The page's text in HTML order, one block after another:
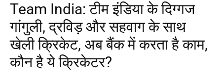
Team India: टीम इंडिया के दिग्गज
गांगुली, द्रविड़ और सहवाग के साथ
खेली क्रिकेट, अब बैंक में करता है काम,
कौन है ये क्रिकेटर?